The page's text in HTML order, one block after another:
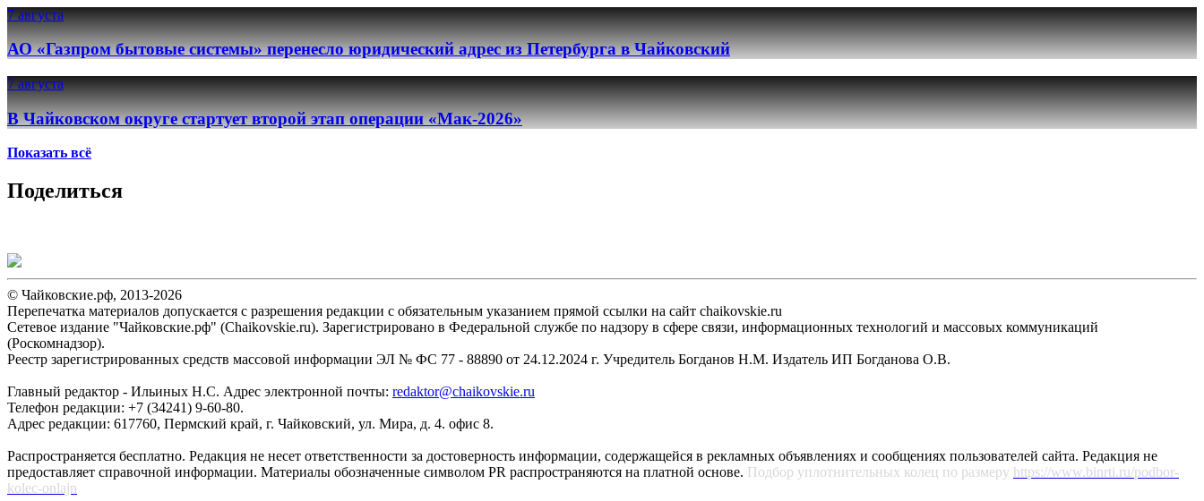
7 августа
АО «Газпром бытовые системы» перенесло юридический адрес из Петербурга в Чайковский
7 августа
В Чайковском округе стартует второй этап операции «Мак-2026»
Показать всё
Поделиться
© Чайковские.рф, 2013-2026
Перепечатка материалов допускается с разрешения редакции с обязательным указанием прямой ссылки на сайт chaikovskie.ru
Сетевое издание "Чайковские.рф" (Chaikovskie.ru). Зарегистрировано в Федеральной службе по надзору в сфере связи, информационных технологий и массовых коммуникаций
(Роскомнадзор).
Реестр зарегистрированных средств массовой информации ЭЛ № ФС 77 - 88890 от 24.12.2024 г. Учредитель Богданов Н.М. Издатель ИП Богданова О.В.
Главный редактор - Ильиных Н.С. Адрес электронной почты: redaktor@chaikovskie.ru
Телефон редакции: +7 (34241) 9-60-80.
Адрес редакции: 617760, Пермский край, г. Чайковский, ул. Мира, д. 4. офис 8.
Распространяется бесплатно. Редакция не несет ответственности за достоверность информации, содержащейся в рекламных объявлениях и сообщениях пользователей сайта. Редакция не
предоставляет справочной информации. Материалы обозначенные символом PR распространяются на платной основе. Подбор уплотнительных колец по размеру https://www.binrti.ru/podbor-
kolec-onlajn